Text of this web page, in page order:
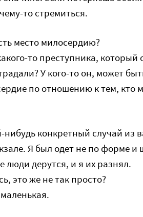
то стремиться.
место милосердию?
то преступника, который
У кого-то он, может
по отношению к тем, кто
нибудь конкретный случай из
Я был одет не по форме и
люди дерутся, и я их разнял.
это же не так просто?